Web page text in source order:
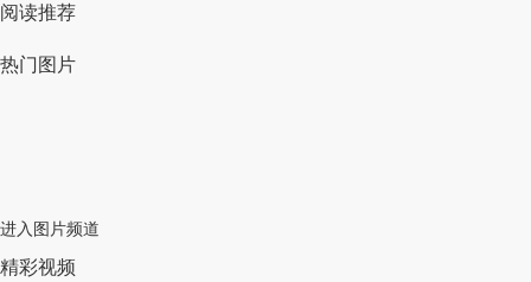
阅读推荐
热门图片
进入图片频道
精彩视频